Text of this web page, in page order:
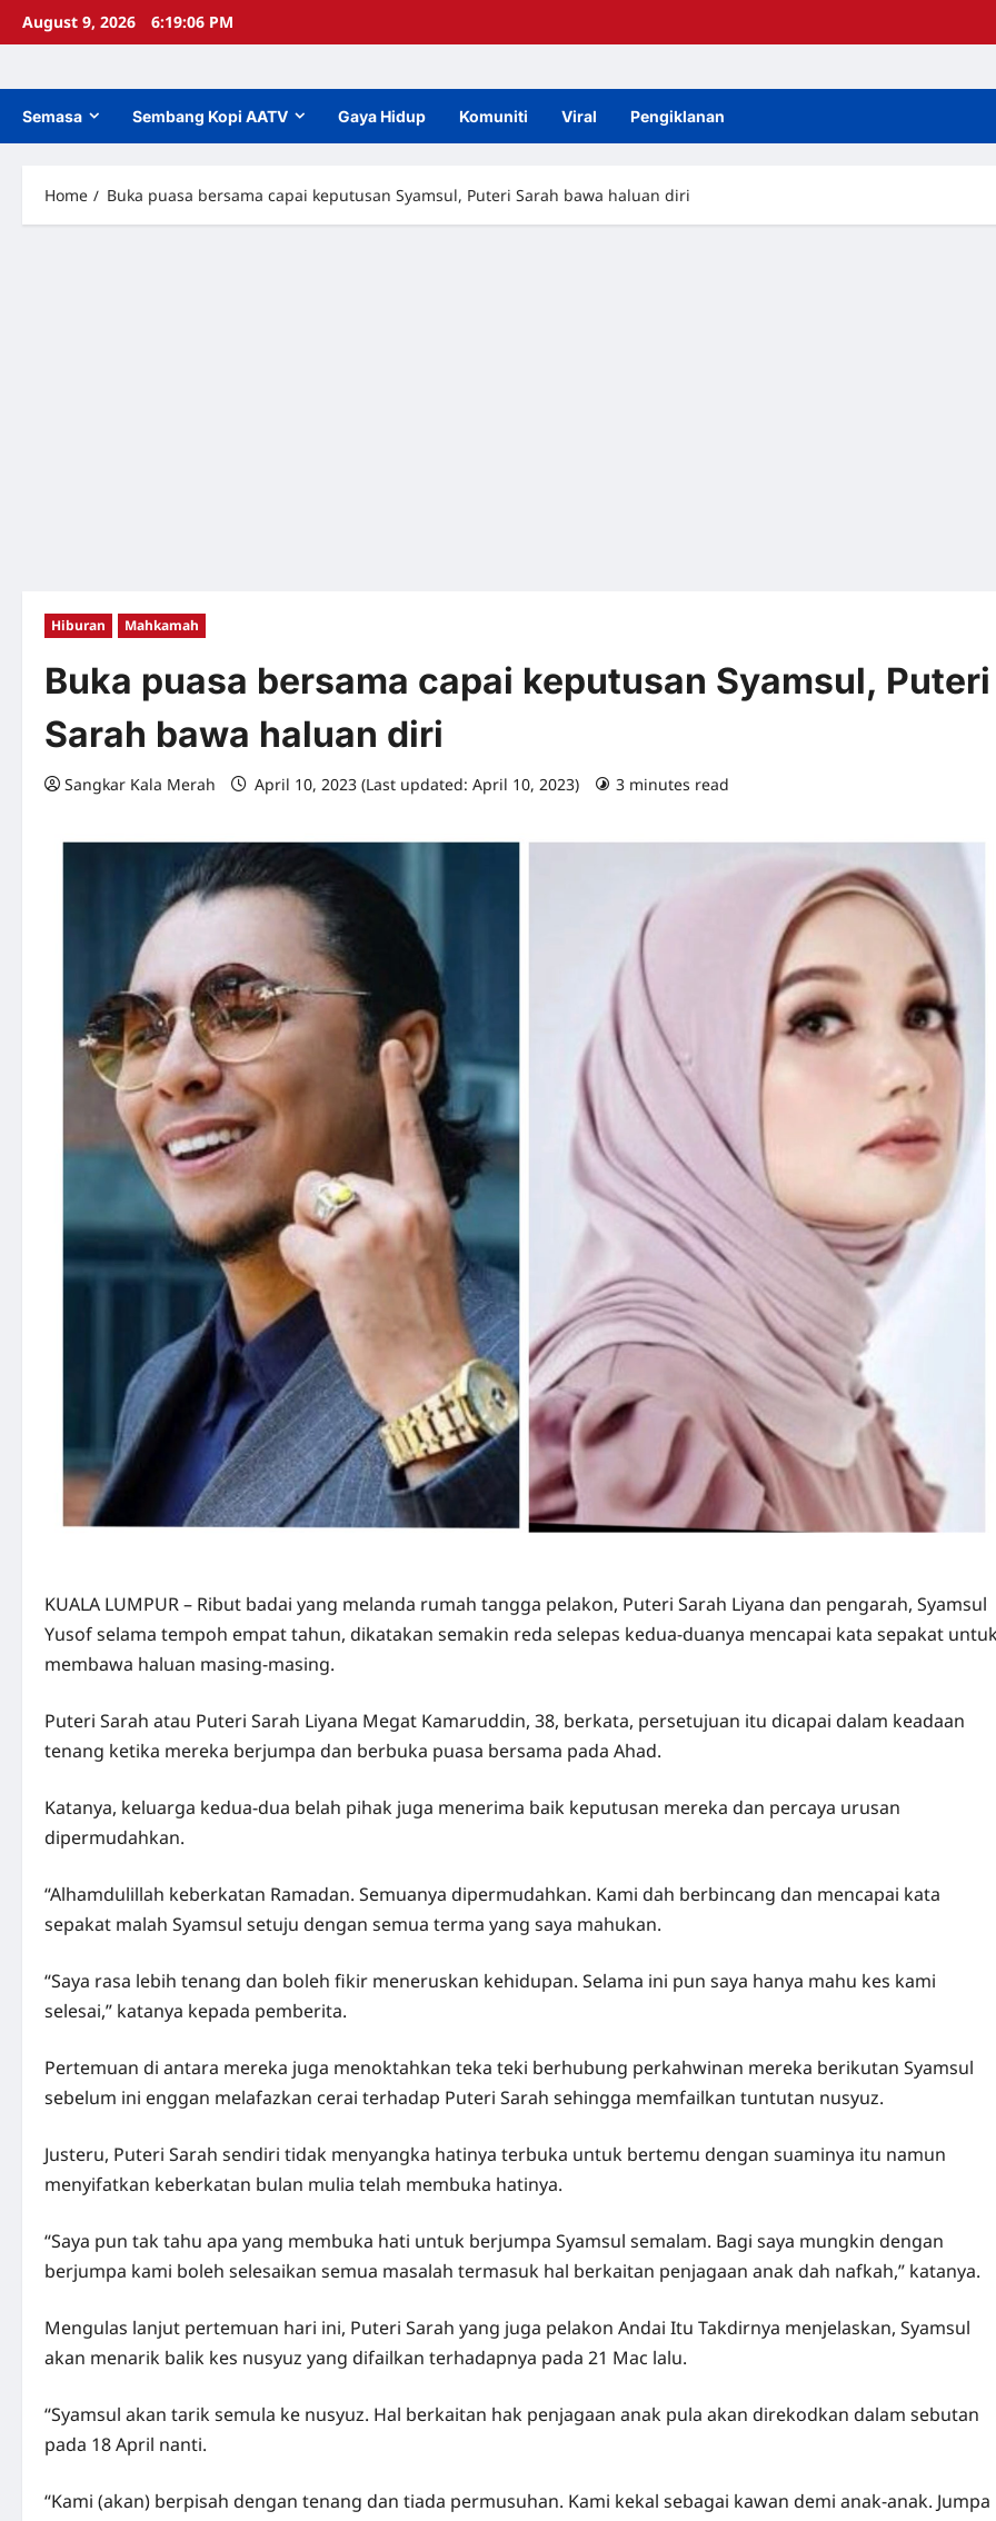
SkipAugust 9, 2026 6:19:08 PM
Semasa Sembang Kopi AATV Gaya Hidup Komuniti Viral Pengiklanan
Home Buka puasa bersama capai keputusan Syamsul, Puteri Sarah bawa haluan diri
Hiburan Mahkamah
Buka puasa bersama capai keputusan Syamsul, Puteri
Sarah bawa haluan diri
Sangkar Kala Merah April 10, 2023 (Last updated: April 10, 2023) 3 minutes read
KUALA LUMPUR – Ribut badai yang melanda rumah tangga pelakon, Puteri Sarah Liyana dan pengarah, Syamsul
Yusof selama tempoh empat tahun, dikatakan semakin reda selepas kedua-duanya mencapai kata sepakat
membawa haluan masing-masing.
Puteri Sarah atau Puteri Sarah Liyana Megat Kamaruddin, 38, berkata, persetujuan itu dicapai dalam keadaan
tenang ketika mereka berjumpa dan berbuka puasa bersama pada Ahad.
Katanya, keluarga kedua-dua belah pihak juga menerima baik keputusan mereka dan percaya urusan
dipermudahkan.
“Alhamdulillah keberkatan Ramadan. Semuanya dipermudahkan. Kami dah berbincang dan mencapai kata
sepakat malah Syamsul setuju dengan semua terma yang saya mahukan.
“Saya rasa lebih tenang dan boleh fikir meneruskan kehidupan. Selama ini pun saya hanya mahu kes kami
selesai,” katanya kepada pemberita.
Pertemuan di antara mereka juga menoktahkan teka teki berhubung perkahwinan mereka berikutan Syamsul
sebelum ini enggan melafazkan cerai terhadap Puteri Sarah sehingga memfailkan tuntutan nusyuz.
Justeru, Puteri Sarah sendiri tidak menyangka hatinya terbuka untuk bertemu dengan suaminya itu namun
menyifatkan keberkatan bulan mulia telah membuka hatinya.
“Saya pun tak tahu apa yang membuka hati untuk berjumpa Syamsul semalam. Bagi saya mungkin dengan
berjumpa kami boleh selesaikan semua masalah termasuk hal berkaitan penjagaan anak dah nafkah,” katanya.
Mengulas lanjut pertemuan hari ini, Puteri Sarah yang juga pelakon Andai Itu Takdirnya menjelaskan, Syamsul
akan menarik balik kes nusyuz yang difailkan terhadapnya pada 21 Mac lalu.
“Syamsul akan tarik semula ke nusyuz. Hal berkaitan hak penjagaan anak pula akan direkodkan dalam sebutan
pada 18 April nanti.
“Kami (akan) berpisah dengan tenang dan tiada permusuhan. Kami kekal sebagai kawan demi anak-anak. Jumpa